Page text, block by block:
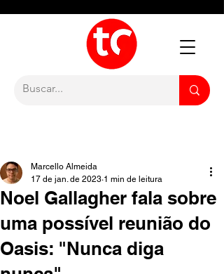
Noel Gallagher fala sobre
uma possível reunião do
Oasis: "Nunca diga
Marcello Almeida
17 de jan. de 2023 1 min de leitura